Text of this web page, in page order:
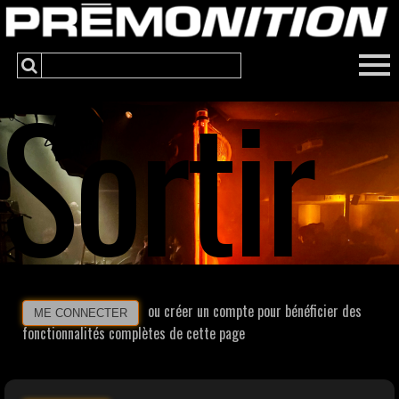
Sortir
ME CONNECTER
ou créer un compte pour bénéficier des
fonctionnalités complètes de cette page